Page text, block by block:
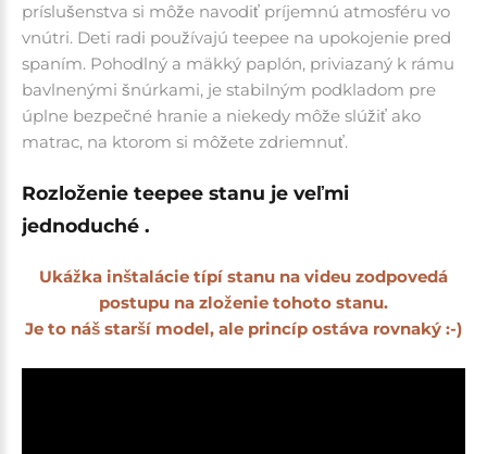
príslušenstva si môže navodiť príjemnú atmosféru vo
vnútri. Deti radi používajú teepee na upokojenie pred
spaním. Pohodlný a mäkký paplón, priviazaný k rámu
bavlnenými šnúrkami, je stabilným podkladom pre
úplne bezpečné hranie a niekedy môže slúžiť ako
matrac, na ktorom si môžete zdriemnuť.
Rozloženie teepee stanu je veľmi
jednoduché .
Ukážka inštalácie típí stanu na videu zodpovedá
postupu na zloženie tohoto stanu.
Je to náš starší model, ale princíp ostáva rovnaký :-)